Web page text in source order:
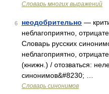
Словарь многих выражений
6 неодобрительно —
неблагоприятно,
Словарь русских
неблагоприятно,
(книжн.) / отозваться:
синонимов&#8230; …
Словарь синонимов